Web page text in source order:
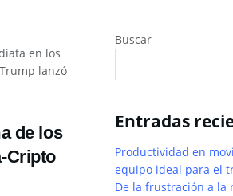
en los
lanzó
de los
Cripto
Buscar
Entradas
Productividad en
equipo ideal para el
De la frustración a la